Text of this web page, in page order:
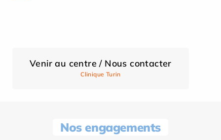
Venir au centre / Nous contacter
Clinique Turin
Nos engagements